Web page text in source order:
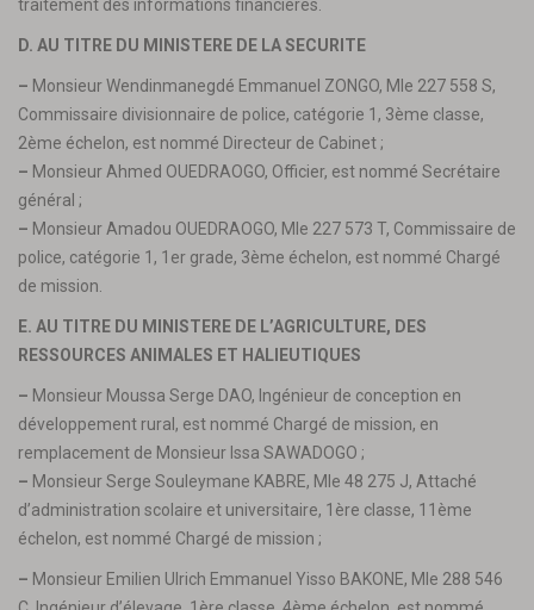
traitement des informations financières.
D. AU TITRE DU MINISTERE DE LA SECURITE
– Monsieur Wendinmanegdé Emmanuel ZONGO, Mle 227 558 S,
Commissaire divisionnaire de police, catégorie 1, 3ème classe,
2ème échelon, est nommé Directeur de Cabinet ;
– Monsieur Ahmed OUEDRAOGO, Officier, est nommé Secrétaire
général ;
– Monsieur Amadou OUEDRAOGO, Mle 227 573 T, Commissaire de
police, catégorie 1, 1er grade, 3ème échelon, est nommé Chargé
de mission.
E. AU TITRE DU MINISTERE DE L’AGRICULTURE, DES
RESSOURCES ANIMALES ET HALIEUTIQUES
– Monsieur Moussa Serge DAO, Ingénieur de conception en
développement rural, est nommé Chargé de mission, en
remplacement de Monsieur Issa SAWADOGO ;
– Monsieur Serge Souleymane KABRE, Mle 48 275 J, Attaché
d’administration scolaire et universitaire, 1ère classe, 11ème
échelon, est nommé Chargé de mission ;
– Monsieur Emilien Ulrich Emmanuel Yisso BAKONE, Mle 288 546